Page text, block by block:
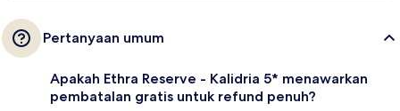
Pertanyaan umum
Apakah Ethra Reserve - Kalidria 5* menawarkan
pembatalan gratis untuk refund penuh?